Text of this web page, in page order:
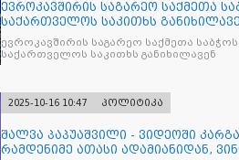
ევროკავშირის საგარეო საქმეთა
საქართველოს საკითხს
ევროკავშირის საგარეო საქმეთა
საქართველოს საკითხს განიხილავენ
2025-10-16 10:47 პოლიტიკა
შალვა პაპუაშვილი - ვიდეოში
რამდენიმე ათასი ადამიანიდან,